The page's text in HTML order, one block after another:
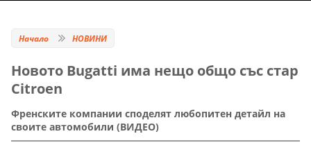
Начало НОВИНИ
Новото Bugatti има нещо общо със стар
Citroen
Френските компании споделят любопитен детайл на
своите автомобили (ВИДЕО)